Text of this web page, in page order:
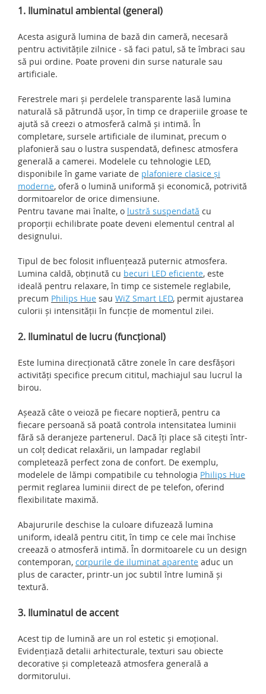
1. Iluminatul ambiental (general)
Acesta asigură lumina de bază din cameră, necesară
pentru activitățile zilnice - să faci patul, să te îmbraci sau
să pui ordine. Poate proveni din surse naturale sau
artificiale.
Ferestrele mari și perdelele transparente lasă lumina
naturală să pătrundă ușor, în timp ce draperiile groase te
ajută să creezi o atmosferă calmă și intimă. În
completare, sursele artificiale de iluminat, precum o
plafonieră sau o lustra suspendată, definesc atmosfera
generală a camerei. Modelele cu tehnologie LED,
disponibile în game variate de plafoniere clasice și
moderne, oferă o lumină uniformă și economică, potrivită
dormitoarelor de orice dimensiune.
Pentru tavane mai înalte, o lustră suspendată cu
proporții echilibrate poate deveni elementul central al
designului.
Tipul de bec folosit influențează puternic atmosfera.
Lumina caldă, obținută cu becuri LED eficiente, este
ideală pentru relaxare, în timp ce sistemele reglabile,
precum Philips Hue sau WiZ Smart LED, permit ajustarea
culorii și intensității în funcție de momentul zilei.
2. Iluminatul de lucru (funcțional)
Este lumina direcționată către zonele în care desfășori
activități specifice precum cititul, machiajul sau lucrul la
birou.
Așează câte o veioză pe fiecare noptieră, pentru ca
fiecare persoană să poată controla intensitatea luminii
fără să deranjeze partenerul. Dacă îți place să citești într-
un colț dedicat relaxării, un lampadar reglabil
completează perfect zona de confort. De exemplu,
modelele de lămpi compatibile cu tehnologia Philips Hue
permit reglarea luminii direct de pe telefon, oferind
flexibilitate maximă.
Abajururile deschise la culoare difuzează lumina
uniform, ideală pentru citit, în timp ce cele mai închise
creează o atmosferă intimă. În dormitoarele cu un design
contemporan, corpurile de iluminat aparente aduc un
plus de caracter, printr-un joc subtil între lumină și
textură.
3. Iluminatul de accent
Acest tip de lumină are un rol estetic și emoțional.
Evidențiază detalii arhitecturale, texturi sau obiecte
decorative și completează atmosfera generală a
dormitorului.